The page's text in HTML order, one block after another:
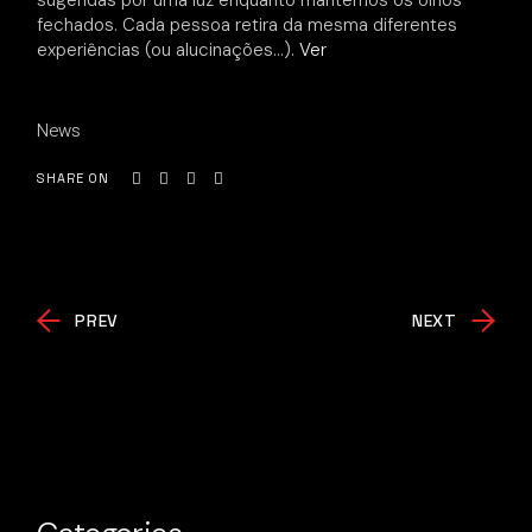
fechados. Cada pessoa retira da mesma diferentes
experiências (ou alucinações…).Ver
News
SHARE ON
PREV NEXT